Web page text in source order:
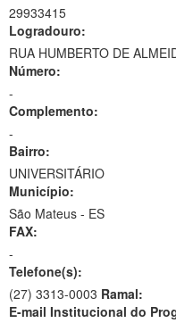
29933415
Logradouro:
RUA HUMBERTO DE
Número:
-
Complemento:
-
Bairro:
UNIVERSITÁRIO
Município:
São Mateus - ES
FAX:
-
Telefone(s):
(27) 3313-0003 Ramal:
E-mail Institucional do